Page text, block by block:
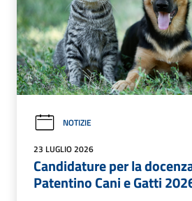
NOTIZIE
23 LUGLIO 2026
Candidature per la
Patentino Cani e Gatti